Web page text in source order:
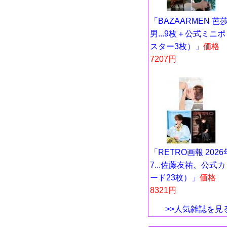
「BAZAARMEN 芭
男...9枚＋公式ミニポ
スター3枚）」 価格
7207円
「RETRO画報 2026
7...佐藤友祐、公式カ
ード23枚）」 価格
8321円
>>人気雑誌を見